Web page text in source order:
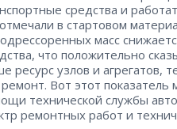
средства и
в стартовом
масс
что положительно
ресурс узлов и агрегатов,
ремонт. Вот этот
технической службы
ремонтных работ и